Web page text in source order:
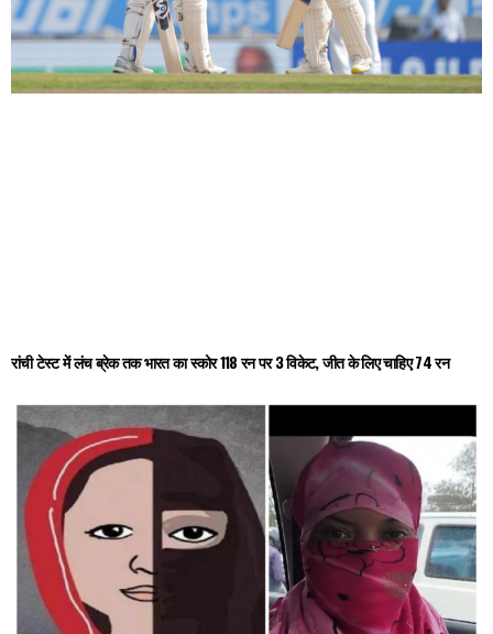
रांची टेस्ट में लंच ब्रेक तक भारत का स्कोर 118 रन पर 3 विकेट, जीत के लिए चाहिए 74 रन